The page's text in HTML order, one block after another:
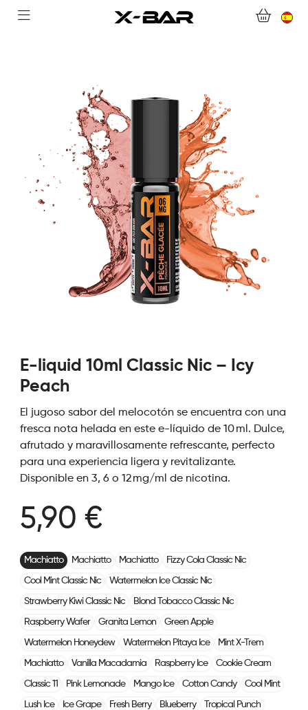
COLLECTIONS
CONTACTA CON NOSOTROS
PREGUNTAS MÁS FRECUENTES
CONVIÉRTASE EN UN MAYORISTA DE X-BAR
E-liquid 10ml Classic Nic – Icy
Peach
El jugoso sabor del melocotón se encuentra con una
fresca nota helada en este e-líquido de 10 ml. Dulce,
afrutado y maravillosamente refrescante, perfecto
para una experiencia ligera y revitalizante.
Disponible en 3, 6 o 12 mg/ml de nicotina.
5,90 €
Machiatto Machiatto Machiatto Fizzy Cola Classic Nic
Cool Mint Classic Nic Watermelon Ice Classic Nic
Strawberry Kiwi Classic Nic Blond Tobacco Classic Nic
Raspberry Wafer Granita Lemon Green Apple
Watermelon Honeydew Watermelon Pitaya Ice Mint X-Trem
Machiatto Vanilla Macadamia Raspberry Ice Cookie Cream
Classic 11 Pink Lemonade Mango Ice Cotton Candy Cool Mint
Lush Ice Ice Grape Fresh Berry Blueberry Tropical Punch